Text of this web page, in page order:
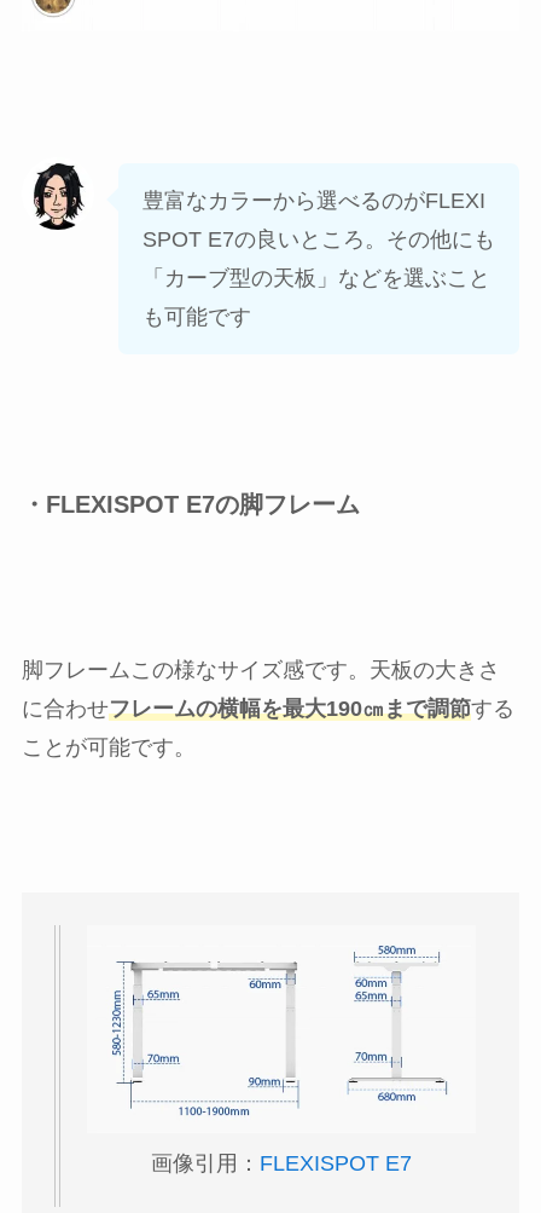
豊富なカラーから選べるのがFLEXI
SPOT E7の良いところ。その他にも
「カーブ型の天板」などを選ぶこと
も可能です
・FLEXISPOT E7の脚フレーム
脚フレームこの様なサイズ感です。天板の大きさ
に合わせフレームの横幅を最大190㎝まで調節する
ことが可能です。
画像引用： FLEXISPOT E7